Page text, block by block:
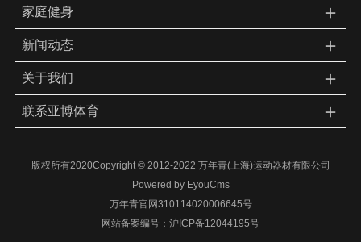
家庭健身 ＋
新闻动态 ＋
关于我们 ＋
联系亚博体育 ＋
版权所有2020Copyright © 2012-2022 万年青(上海)运动器材有限公司
Powered by EyouCms
万年青官网310114020006645号
网站备案编号： 沪ICP备12044195号